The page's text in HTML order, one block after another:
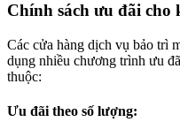
Chính sách ưu đãi
Các cửa hàng dịch vụ bảo trì
dụng nhiều chương trình ưu
thuộc:
Ưu đãi theo số lượng: